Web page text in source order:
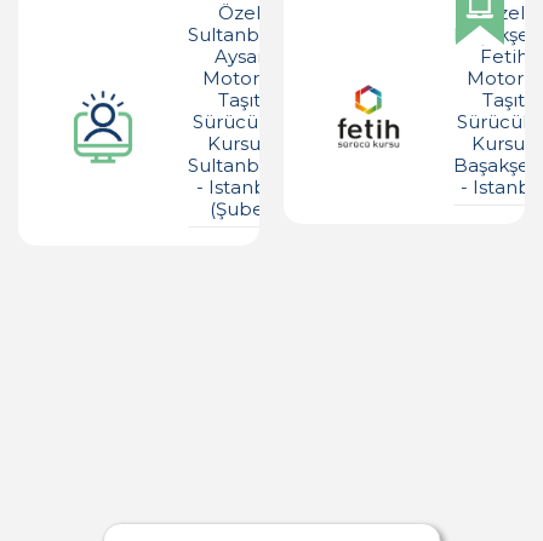
Özel
Sultanbeyli
Aysar
Motorlu
Taşıt
Sürücüleri
Kursu -
Sultanbeyli
- Istanbul
(şube)
Özel
Fetih
Motorlu
Taşıt
Kursu -
-